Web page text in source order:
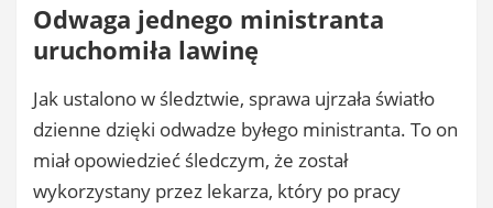
Odwaga jednego ministranta
uruchomiła lawinę
Jak ustalono w śledztwie, sprawa ujrzała światło
dzienne dzięki odwadze byłego ministranta. To on
miał opowiedzieć śledczym, że został
wykorzystany przez lekarza, który po pracy